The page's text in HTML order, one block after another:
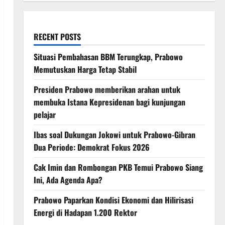
RECENT POSTS
Situasi Pembahasan BBM Terungkap, Prabowo
Memutuskan Harga Tetap Stabil
Presiden Prabowo memberikan arahan untuk
membuka Istana Kepresidenan bagi kunjungan
pelajar
Ibas soal Dukungan Jokowi untuk Prabowo-Gibran
Dua Periode: Demokrat Fokus 2026
Cak Imin dan Rombongan PKB Temui Prabowo Siang
Ini, Ada Agenda Apa?
Prabowo Paparkan Kondisi Ekonomi dan Hilirisasi
Energi di Hadapan 1.200 Rektor